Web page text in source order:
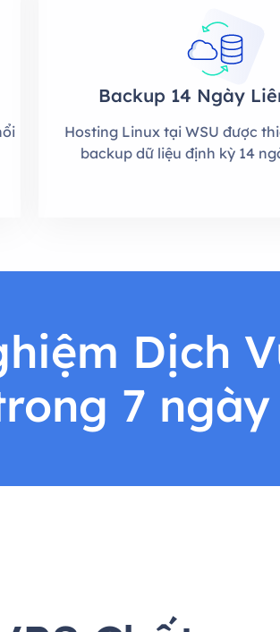
Backup 14 Ngày
Hosting Linux tại WSU được
backup dữ liệu định kỳ 14
Dịch
7 ngày